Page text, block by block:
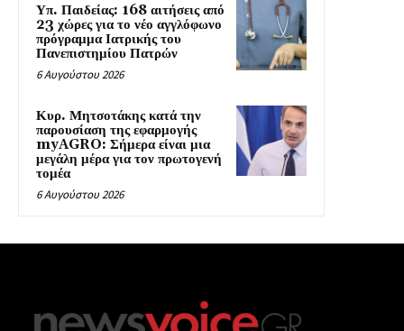
Υπ. Παιδείας: 168 αιτήσεις από
23 χώρες για το νέο αγγλόφωνο
πρόγραμμα Ιατρικής του
Πανεπιστημίου Πατρών
6 Αυγούστου 2026
Κυρ. Μητσοτάκης κατά την
παρουσίαση της εφαρμογής
myAGRO: Σήμερα είναι μια
μεγάλη μέρα για τον πρωτογενή
τομέα
6 Αυγούστου 2026